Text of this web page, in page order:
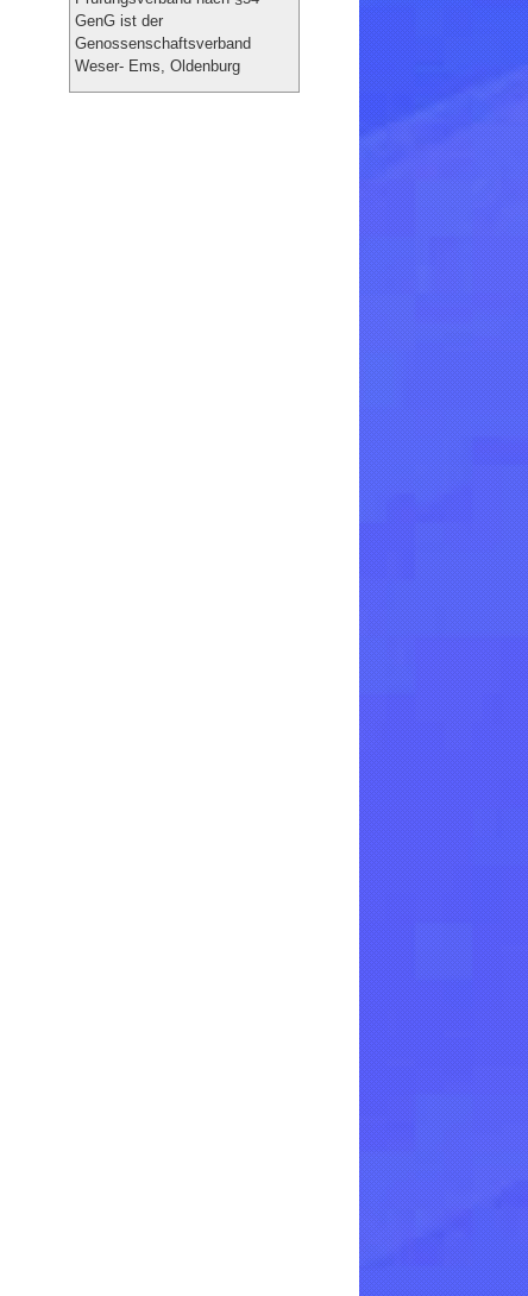
GenG ist der
Genossenschaftsverband
Weser- Ems, Oldenburg